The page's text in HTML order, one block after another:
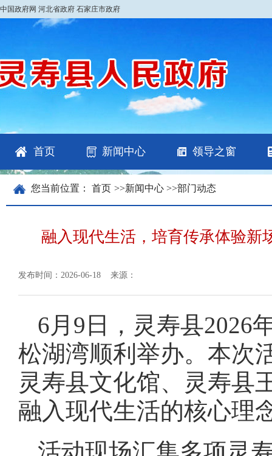
中国政府网 河北省政府 石家庄市政府
首页 新闻中心 领导之窗
您当前位置： 首页 >>新闻中心 >>部门动态
融入现代生活，培育传承体验
发布时间：2026-06-18 来源：
6月9日，灵寿县2026
松湖湾顺利举办。本次
灵寿县文化馆、灵寿县
融入现代生活的核心理